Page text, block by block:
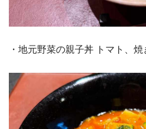
・地元野菜の親子丼 トマト、